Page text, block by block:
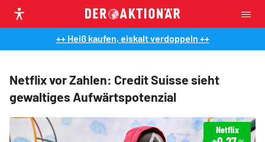
++ Heiß kaufen, eiskalt verdoppeln ++
Netflix vor Zahlen: Credit Suisse sieht
gewaltiges Aufwärtspotenzial
Netflix